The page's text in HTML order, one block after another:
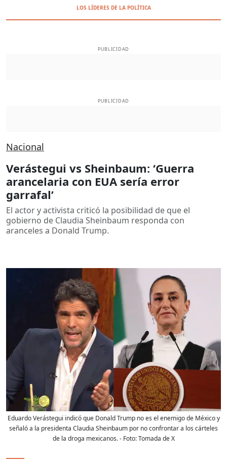
LOS LÍDERES DE LA POLÍTICA
PUBLICIDAD
PUBLICIDAD
Nacional
Verástegui vs Sheinbaum: ‘Guerra
arancelaria con EUA sería error
garrafal’
El actor y activista criticó la posibilidad de que el
gobierno de Claudia Sheinbaum responda con
aranceles a Donald Trump.
Eduardo Verástegui indicó que Donald Trump no es el enemigo de México y
señaló a la presidenta Claudia Sheinbaum por no confrontar a los cárteles
de la droga mexicanos.- Foto:Tomada de X